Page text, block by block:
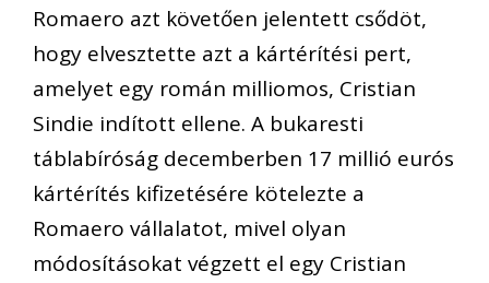
Romaero azt követően jelentett csődöt,
hogy elvesztette azt a kártérítési pert,
amelyet egy román milliomos, Cristian
Sindie indított ellene. A bukaresti
táblabíróság decemberben 17 millió eurós
kártérítés kifizetésére kötelezte a
Romaero vállalatot, mivel olyan
módosításokat végzett el egy Cristian